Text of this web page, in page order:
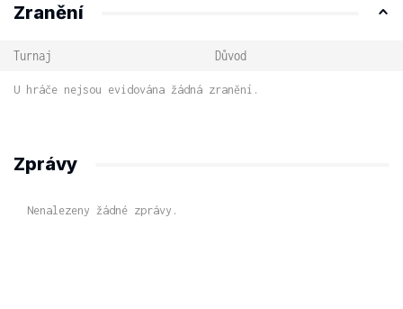
Zranění
Turnaj Důvod
U hráče nejsou evidována žádná zranění.
Zprávy
Nenalezeny žádné zprávy.